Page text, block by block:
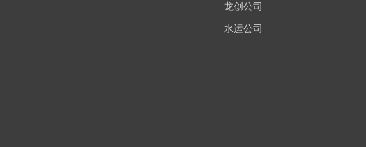
龙创公司
水运公司